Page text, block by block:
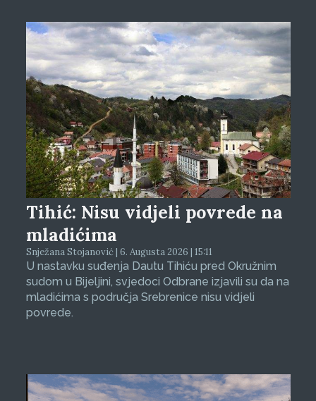
Tihić: Nisu vidjeli povrede na
mladićima
Snježana Stojanović | 6. Augusta 2026 | 15:11
U nastavku suđenja Dautu Tihiću pred Okružnim
sudom u Bijeljini, svjedoci Odbrane izjavili su da na
mladićima s područja Srebrenice nisu vidjeli
povrede.